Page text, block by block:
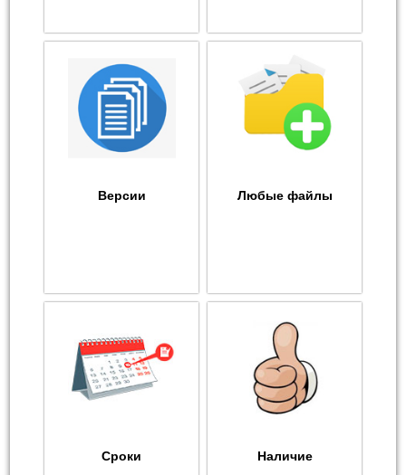
Версии Любые файлы
Сроки Наличие